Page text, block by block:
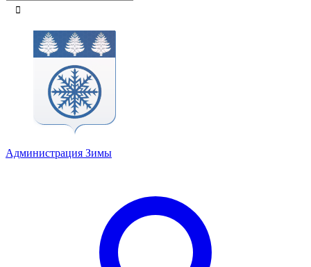
Администрация Зимы